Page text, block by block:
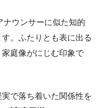
ウンサーに似た知的
。ふたりとも表に出る
庭像がにじむ印象で
で落ち着いた関係性を